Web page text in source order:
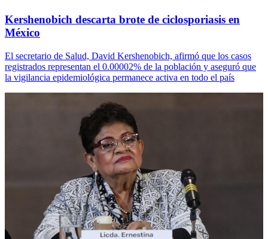
Kershenobich descarta brote de ciclosporiasis en
México
El secretario de Salud, David Kershenobich, afirmó que los casos
registrados representan el 0.00002% de la población y aseguró que
la vigilancia epidemiológica permanece activa en todo el país